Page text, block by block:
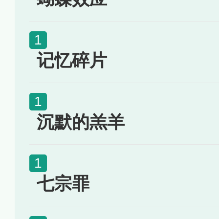
记忆碎片
沉默的羔羊
七宗罪